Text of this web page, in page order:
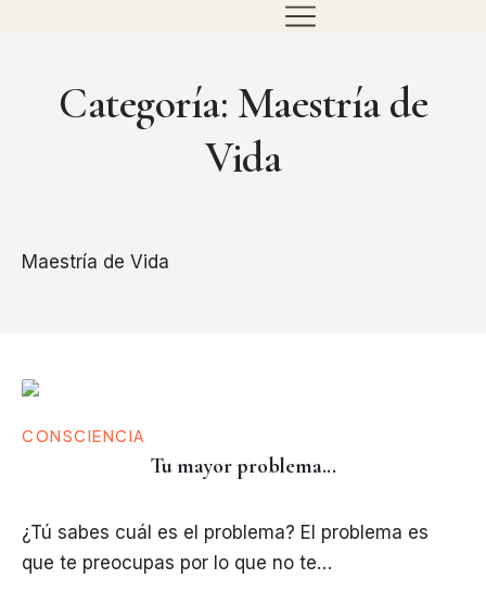
Categoría: Maestría de
Vida
Maestría de Vida
CONSCIENCIA
Tu mayor problema...
¿Tú sabes cuál es el problema? El problema es
que te preocupas por lo que no te…